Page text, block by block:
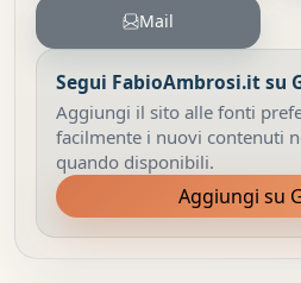
Mail
Segui FabioAmbrosi.it su
Aggiungi il sito alle fonti
facilmente i nuovi contenuti
quando disponibili.
Aggiungi su